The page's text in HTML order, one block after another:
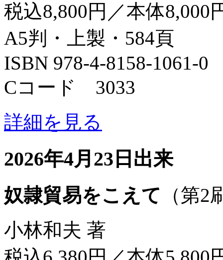
税込8,800円／本体8,000
A5判・上製・584頁
ISBN 978-4-8158-1061-0
Cコード 3033
詳細を見る
2026年4月23日出来
奴隷貿易をこえて （第2
小林和夫 著